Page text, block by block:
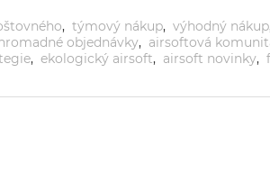
, týmový nákup, výhodný nákup
objednávky, airsoftová
, ekologický airsoft, airsoft novinky,